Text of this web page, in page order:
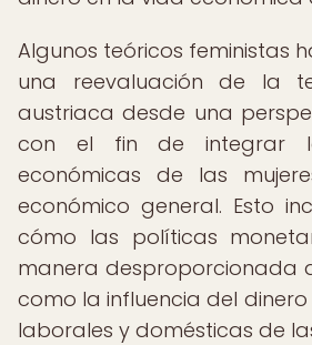
Algunos teóricos feministas
una reevaluación de la
austriaca desde una
con el fin de integrar
económicas de las
económico general. Esto
cómo las políticas
manera desproporcionada
como la influencia del
laborales y domésticas de